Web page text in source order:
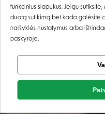
funkcinius slapukus. Jeigu
duotą sutikimą bet kada galėsite
naršyklės nustatymus arba
paskyroje.